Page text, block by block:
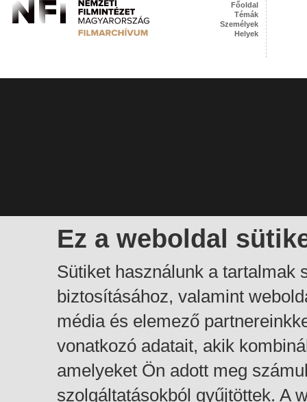
Ez a weboldal
Sütiket használunk a tartalmak
biztosításához, valamint
média és elemező
vonatkozó adatait, akik
amelyeket Ön adott meg
szolgáltatásokból gyűjtöttek. A
Főoldal
Témák
Személyek
Helyek